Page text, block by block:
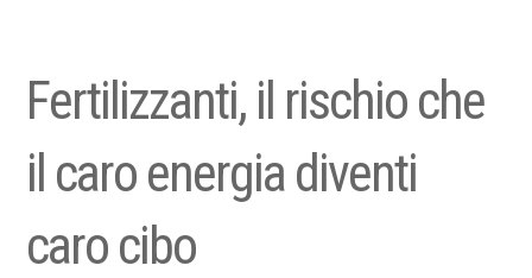
Fertilizzanti, il rischio che
il caro energia diventi
caro cibo